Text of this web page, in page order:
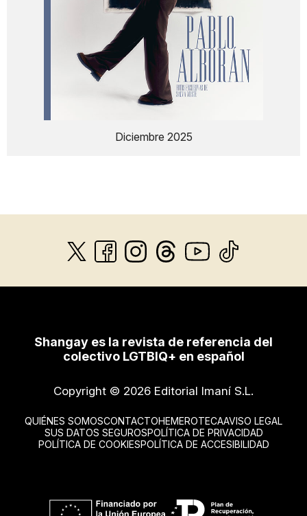
Diciembre 2025
Shangay es la revista de referencia del
colectivo LGTBIQ+ en español
Copyright © 2026 Editorial Imaní S.L.
QUIÉNES SOMOSCONTACTOHEMEROTECAAVISO LEGAL
SUS DATOS SEGUROSPOLÍTICA DE PRIVACIDAD
POLÍTICA DE COOKIESPOLÍTICA DE ACCESIBILIDAD